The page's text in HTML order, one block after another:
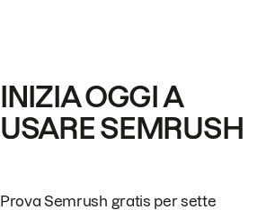
INIZIA OGGI A
USARE SEMRUSH
Prova Semrush gratis per sette